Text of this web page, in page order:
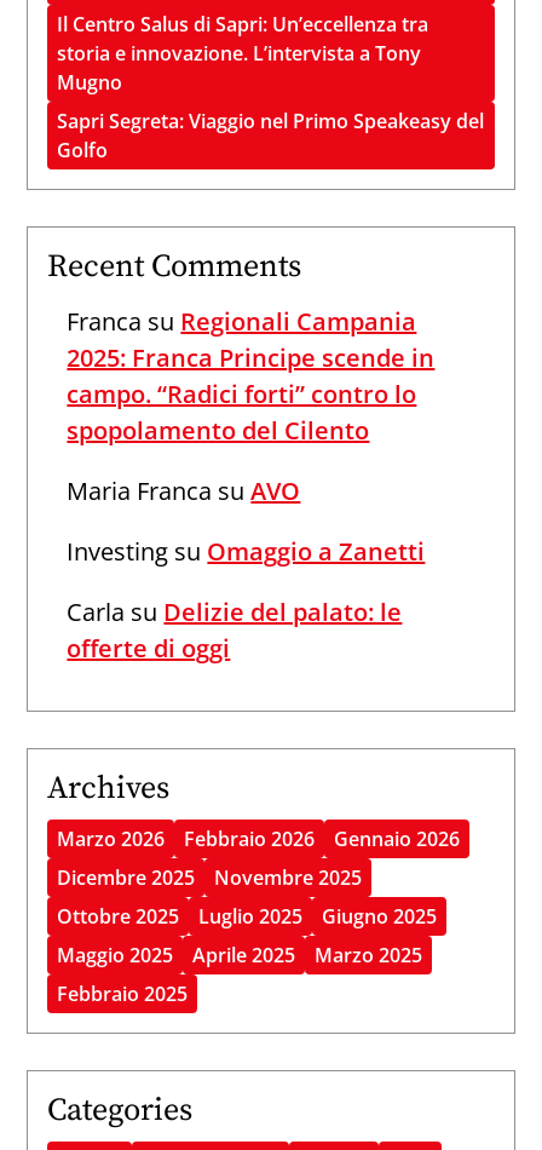
Il Centro Salus di Sapri: Un’eccellenza tra
storia e innovazione. L’intervista a Tony
Mugno
Sapri Segreta: Viaggio nel Primo Speakeasy del
Golfo
Recent Comments
Franca su Regionali Campania
2025: Franca Principe scende in
campo. “Radici forti” contro lo
spopolamento del Cilento
Maria Franca suAVO
Investing su Omaggio a Zanetti
Carla su Delizie del palato: le
offerte di oggi
Archives
Marzo 2026 Febbraio 2026
Gennaio 2026
Dicembre 2025
Novembre 2025
Ottobre 2025
Luglio 2025
Giugno 2025
Maggio 2025
Aprile 2025
Marzo 2025
Febbraio 2025
Categories